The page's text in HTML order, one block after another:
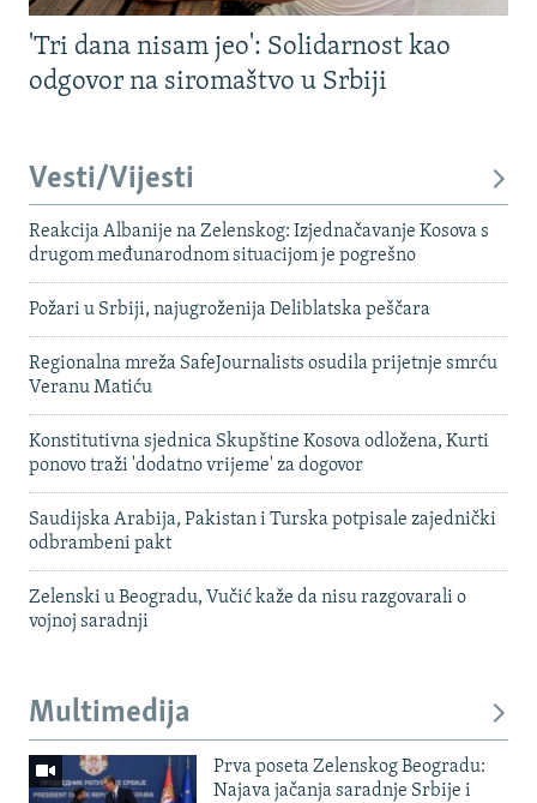
'Tri dana nisam jeo': Solidarnost kao
odgovor na siromaštvo u Srbiji
Vesti/Vijesti
Reakcija Albanije na Zelenskog: Izjednačavanje Kosova s ​​
drugom međunarodnom situacijom je pogrešno
Požari u Srbiji, najugroženija Deliblatska peščara
Regionalna mreža SafeJournalists osudila prijetnje smrću
Veranu Matiću
Konstitutivna sjednica Skupštine Kosova odložena, Kurti
ponovo traži 'dodatno vrijeme' za dogovor
Saudijska Arabija, Pakistan i Turska potpisale zajednički
odbrambeni pakt
Zelenski u Beogradu, Vučić kaže da nisu razgovarali o
vojnoj saradnji
Multimedija
Prva poseta Zelenskog Beogradu:
Najava jačanja saradnje Srbije i